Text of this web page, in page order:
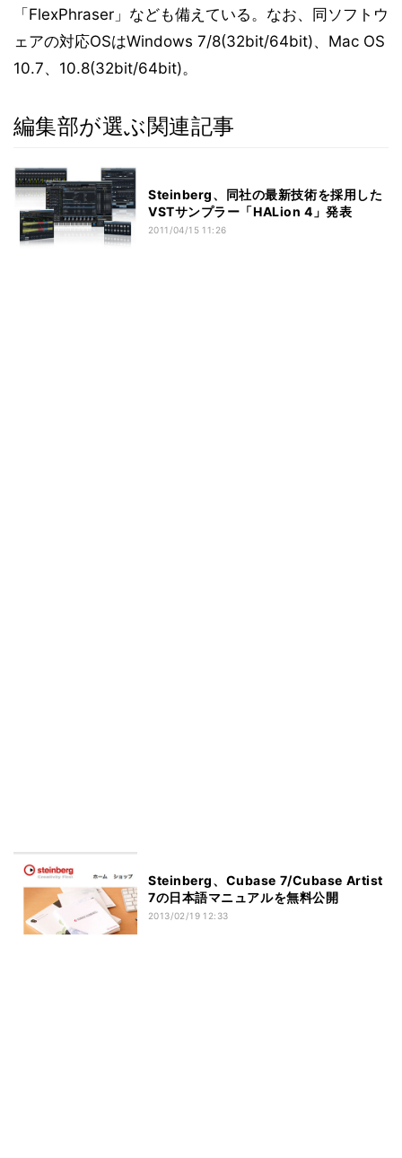
「FlexPhraser」なども備えている。なお、同ソフトウ
ェアの対応OSはWindows 7/8(32bit/64bit)、Mac OS
10.7、10.8(32bit/64bit)。
編集部が選ぶ関連記事
Steinberg、同社の最新技術を採用した
VSTサンプラー「HALion 4」発表
2011/04/15 11:26
Steinberg、Cubase 7/Cubase Artist
7の日本語マニュアルを無料公開
2013/02/19 12:33